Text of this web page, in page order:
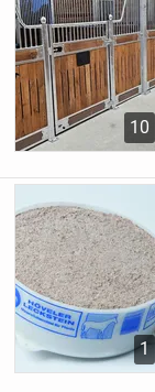
10
1